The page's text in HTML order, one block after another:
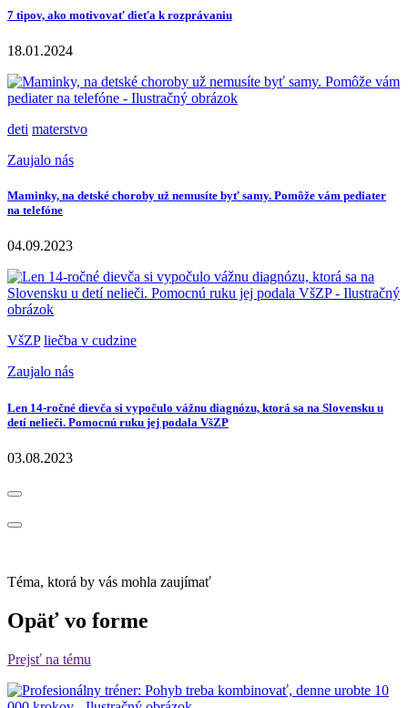
7 tipov, ako motivovať dieťa k rozprávaniu
18.01.2024
deti materstvo
Zaujalo nás
Maminky, na detské choroby už nemusíte byť samy. Pomôže vám pediater
na telefóne
04.09.2023
VšZP liečba v cudzine
Zaujalo nás
Len 14-ročné dievča si vypočulo vážnu diagnózu, ktorá sa na Slovensku u
detí nelieči. Pomocnú ruku jej podala VšZP
03.08.2023
Téma, ktorá by vás mohla zaujímať
Opäť vo forme
Prejsť na tému